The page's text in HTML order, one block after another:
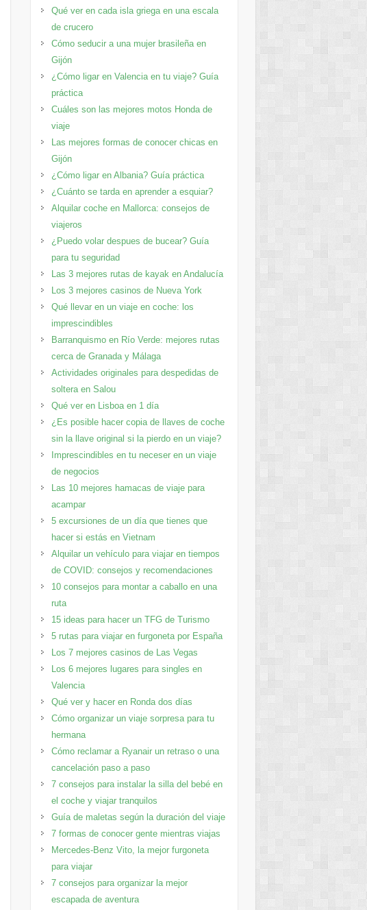
Qué ver en cada isla griega en una escala
de crucero
Cómo seducir a una mujer brasileña en
Gijón
¿Cómo ligar en Valencia en tu viaje? Guía
práctica
Cuáles son las mejores motos Honda de
viaje
Las mejores formas de conocer chicas en
Gijón
¿Cómo ligar en Albania? Guía práctica
¿Cuánto se tarda en aprender a esquiar?
Alquilar coche en Mallorca: consejos de
viajeros
¿Puedo volar despues de bucear? Guía
para tu seguridad
Las 3 mejores rutas de kayak en Andalucía
Los 3 mejores casinos de Nueva York
Qué llevar en un viaje en coche: los
imprescindibles
Barranquismo en Río Verde: mejores rutas
cerca de Granada y Málaga
Actividades originales para despedidas de
soltera en Salou
Qué ver en Lisboa en 1 día
¿Es posible hacer copia de llaves de coche
sin la llave original si la pierdo en un viaje?
Imprescindibles en tu neceser en un viaje
de negocios
Las 10 mejores hamacas de viaje para
acampar
5 excursiones de un día que tienes que
hacer si estás en Vietnam
Alquilar un vehículo para viajar en tiempos
de COVID: consejos y recomendaciones
10 consejos para montar a caballo en una
ruta
15 ideas para hacer un TFG de Turismo
5 rutas para viajar en furgoneta por España
Los 7 mejores casinos de Las Vegas
Los 6 mejores lugares para singles en
Valencia
Qué ver y hacer en Ronda dos días
Cómo organizar un viaje sorpresa para tu
hermana
Cómo reclamar a Ryanair un retraso o una
cancelación paso a paso
7 consejos para instalar la silla del bebé en
el coche y viajar tranquilos
Guía de maletas según la duración del viaje
7 formas de conocer gente mientras viajas
Mercedes-Benz Vito, la mejor furgoneta
para viajar
7 consejos para organizar la mejor
escapada de aventura